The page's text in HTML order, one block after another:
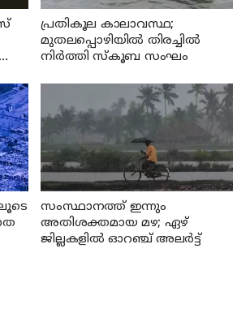
പ്രതികൂല കാലാവസ്ഥ;
മുതലപ്പൊഴിയില്‍ തിരച്ചില്‍
നിര്‍ത്തി സ്കൂബ സംഘം
സംസ്ഥാനത്ത് ഇന്നും
അതിശക്തമായ മഴ; ഏഴ്
ജില്ലകളില്‍ ഓറഞ്ച് അലര്‍ട്ട്